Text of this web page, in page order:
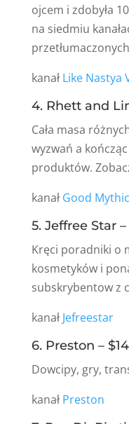
ojcem i zdobyła
na siedmiu
kanał Like Nastya
4. Rhett and
Cała masa
wyzwań a
produktów.
kanał Good
5. Jeffree Star
Kręci poradniki o
kosmetyków i
subskrybentow z
kanałJefreestar
6. Preston –
Dowcipy, gry,
kanał Preston